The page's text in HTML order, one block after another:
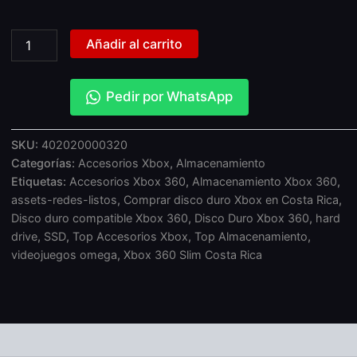
Añadir al carrito
Pedir por WhatsApp
SKU: 402020000320
Categorías: Accesorios Xbox, Almacenamiento
Etiquetas: Accesorios Xbox 360, Almacenamiento Xbox 360,
assets-redes-listos, Comprar disco duro Xbox en Costa Rica,
Disco duro compatible Xbox 360, Disco Duro Xbox 360, hard
drive, SSD, Top Accesorios Xbox, Top Almacenamiento,
videojuegos omega, Xbox 360 Slim Costa Rica